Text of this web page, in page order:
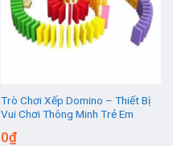
Trò Chơi Xếp Domino – Thiết Bị
Vui Chơi Thông Minh Trẻ Em
0₫